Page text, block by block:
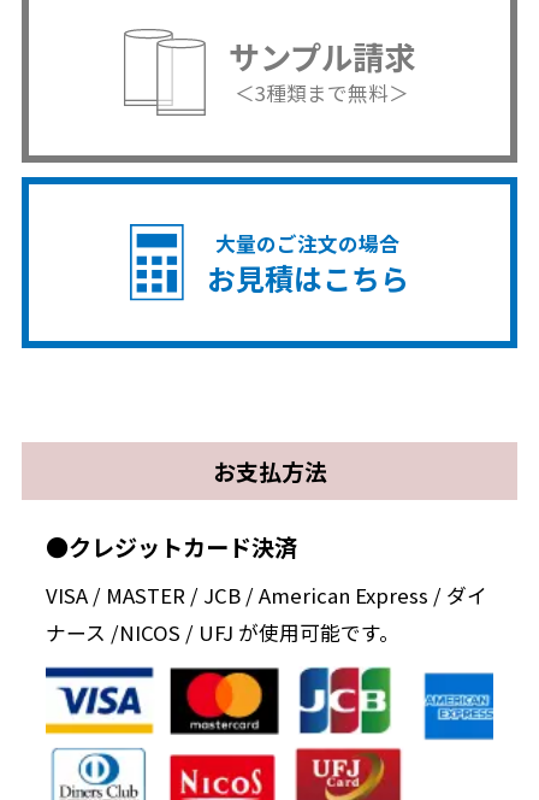
サンプル請求
＜3種類まで無料＞
大量のご注文の場合
お見積はこちら
お支払方法
●クレジットカード決済
VISA / MASTER / JCB / American Express / ダイ
ナース /NICOS / UFJ が使用可能です。